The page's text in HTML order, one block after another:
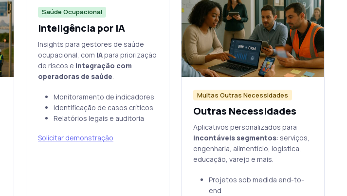
Saúde Ocupacional
Inteligência por IA
Insights para gestores de saúde
ocupacional, com IApara priorização
de riscos e integração com
operadoras de saúde.
Monitoramento de indicadores
Identificação de casos críticos
Relatórios legais e auditoria
Solicitar demonstração
Muitas Outras Necessidades
Outras Necessidades
Aplicativos personalizados para
incontáveis segmentos: serviços,
engenharia, alimentício, logística,
educação, varejo e mais.
Projetos sob medida end-to-
end